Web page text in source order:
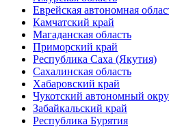
Еврейская автономная
Камчатский край
Магаданская область
Приморский край
Республика Саха (Якутия)
Сахалинская область
Хабаровский край
Чукотский автономный
Забайкальский край
Республика Бурятия